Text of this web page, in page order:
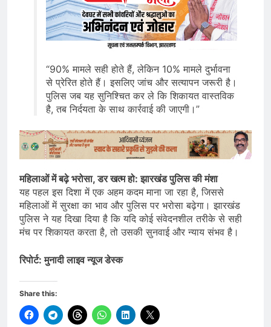
“90% मामले सही होते हैं, लेकिन 10% मामले दुर्भावना
से प्रेरित होते हैं। इसलिए जांच और सत्यापन जरूरी है।
पुलिस जब यह सुनिश्चित कर ले कि शिकायत वास्तविक
है, तब निर्दयता के साथ कार्रवाई की जाएगी।”
महिलाओं में बढ़े भरोसा, डर खत्म हो: झारखंड पुलिस की मंशा
यह पहल इस दिशा में एक अहम कदम माना जा रहा है, जिससे
महिलाओं में सुरक्षा का भाव और पुलिस पर भरोसा बढ़ेगा। झारखंड
पुलिस ने यह दिखा दिया है कि यदि कोई संवेदनशील तरीके से सही
मंच पर शिकायत करता है, तो उसकी सुनवाई और न्याय संभव है।
रिपोर्ट: मुनादी लाइव न्यूज डेस्क
Share this: